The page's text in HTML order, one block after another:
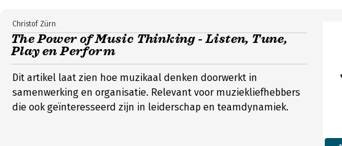
The Power of Music Thinking - Listen, Tune,
Play en Perform
Christof Zürn
Dit artikel laat zien hoe muzikaal denken doorwerkt in
samenwerking en organisatie. Relevant voor muziekliefhebbers
die ook geïnteresseerd zijn in leiderschap en teamdynamiek.